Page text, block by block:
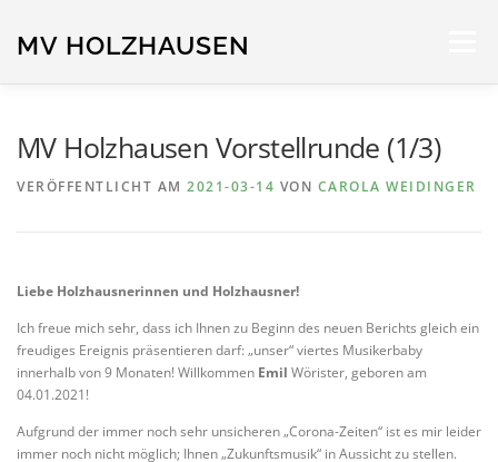
springen
MV HOLZHAUSEN
MV Holzhausen Vorstellrunde (1/3)
VERÖFFENTLICHT AM 2021-03-14 VON CAROLA WEIDINGER
Liebe Holzhausnerinnen und Holzhausner!
Ich freue mich sehr, dass ich Ihnen zu Beginn des neuen Berichts gleich ein
freudiges Ereignis präsentieren darf: „unser“ viertes Musikerbaby
innerhalb von 9 Monaten! Willkommen Emil Wörister, geboren am
04.01.2021!
Aufgrund der immer noch sehr unsicheren „Corona-Zeiten“ ist es mir leider
immer noch nicht möglich; Ihnen „Zukunftsmusik“ in Aussicht zu stellen.